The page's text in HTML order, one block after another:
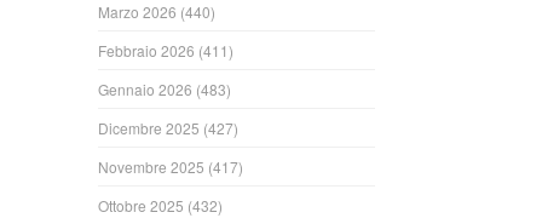
Marzo 2026 (440)
Febbraio 2026 (411)
Gennaio 2026 (483)
Dicembre 2025 (427)
Novembre 2025 (417)
Ottobre 2025 (432)